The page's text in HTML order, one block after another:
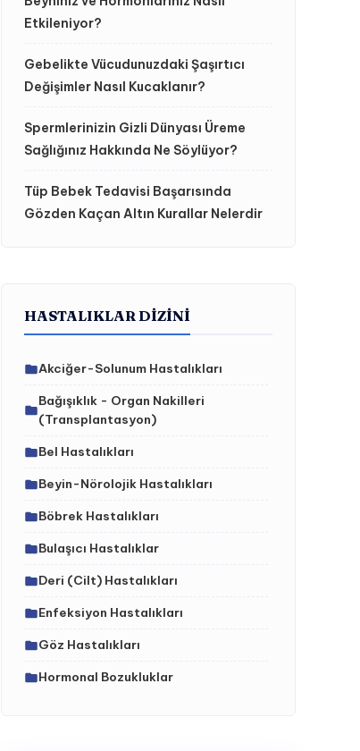
Etkileniyor?
Gebelikte Vücudunuzdaki Şaşırtıcı
Değişimler Nasıl Kucaklanır?
Spermlerinizin Gizli Dünyası Üreme
Sağlığınız Hakkında Ne Söylüyor?
Tüp Bebek Tedavisi Başarısında
Gözden Kaçan Altın Kurallar Nelerdir
HASTALIKLAR DIZINI
Akciğer-Solunum Hastalıkları
Bağışıklık - Organ Nakilleri
(Transplantasyon)
Bel Hastalıkları
Beyin-Nörolojik Hastalıkları
Böbrek Hastalıkları
Bulaşıcı Hastalıklar
Deri (Cilt) Hastalıkları
Enfeksiyon Hastalıkları
Göz Hastalıkları
Hormonal Bozukluklar